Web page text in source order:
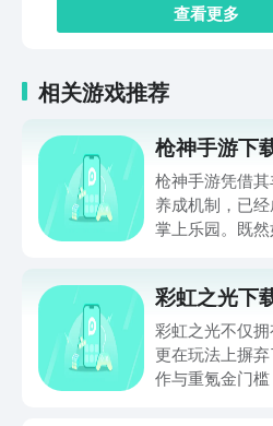
查看更多
相关游戏推荐
枪神手游下
枪神手游凭借
养成机制，已
掌上乐园。既
细介绍其具体的
这款游戏的魅力
是目前手游福利
巴灵犀互娱旗
彩虹之光下
彩虹之光不仅
更在玩法上摒
作与重氪金门